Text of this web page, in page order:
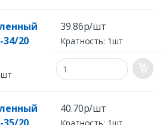
34/20
39.86р/шт
Кратность: 1шт
40.70р/шт